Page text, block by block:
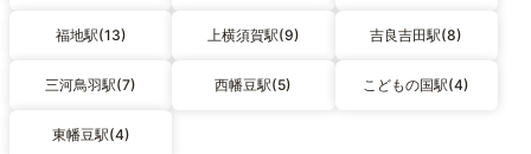
福地駅(13) 上横須賀駅(9) 吉良吉田駅(8)
三河鳥羽駅(7) 西幡豆駅(5) こどもの国駅(4)
東幡豆駅(4)